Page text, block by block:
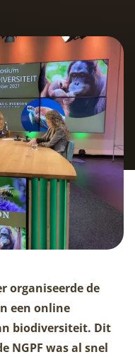
organiseerde de
een online
biodiversiteit. Dit
NGPF was al snel